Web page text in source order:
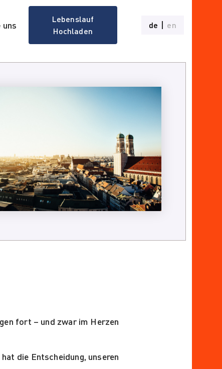
Lebenslauf
Hochladen
de en
fort – und zwar im Herzen
die Entscheidung, unseren